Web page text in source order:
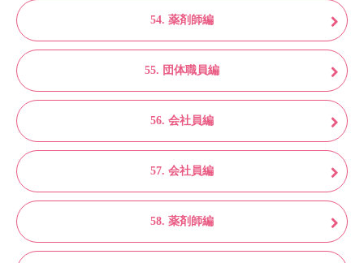
54. 薬剤師編
55. 団体職員編
56. 会社員編
57. 会社員編
58. 薬剤師編